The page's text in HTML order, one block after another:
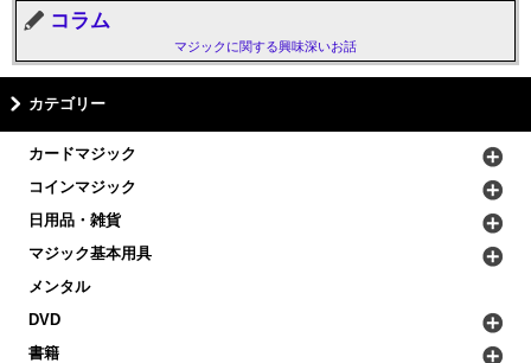
コラム
マジックに関する興味深いお話
カテゴリー
カードマジック
コインマジック
日用品・雑貨
マジック基本用具
メンタル
DVD
書籍